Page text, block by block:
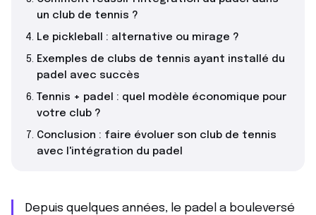
un club de tennis ?
Le pickleball : alternative ou mirage ?
Exemples de clubs de tennis ayant installé du
padel avec succès
Tennis + padel : quel modèle économique pour
votre club ?
Conclusion : faire évoluer son club de tennis
avec l'intégration du padel
Depuis quelques années, le padel a bouleversé